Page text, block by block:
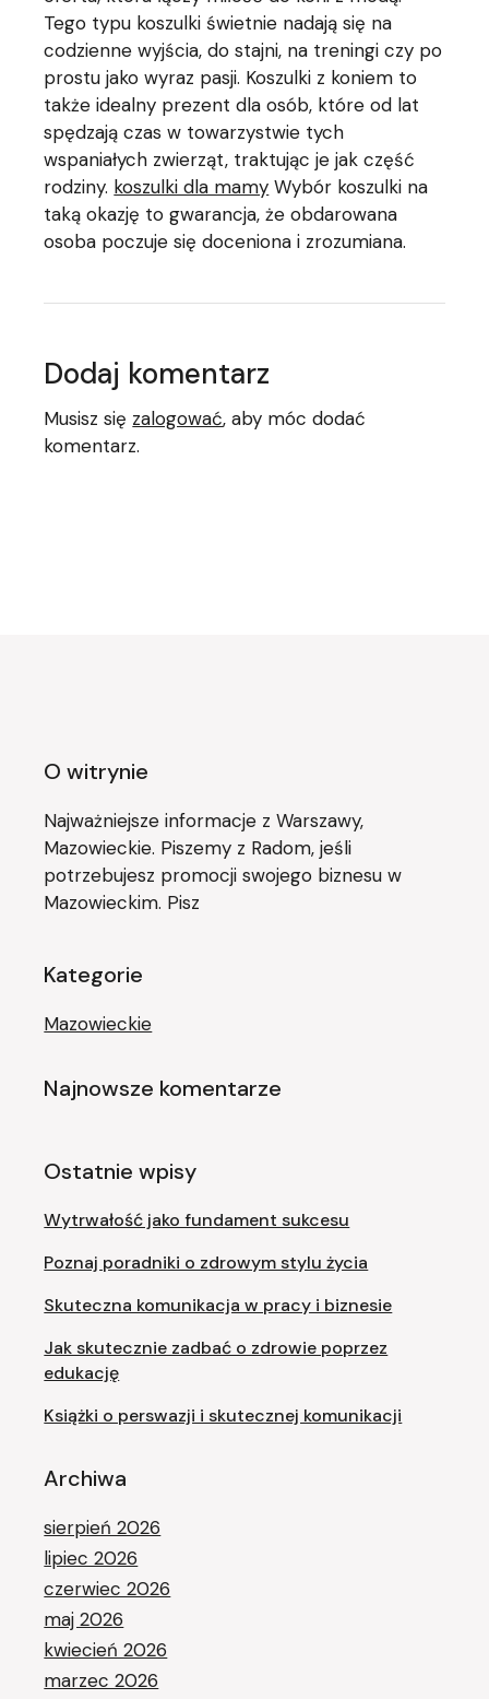
Tego typu koszulki świetnie nadają się na
codzienne wyjścia, do stajni, na treningi czy po
prostu jako wyraz pasji. Koszulki z koniem to
także idealny prezent dla osób, które od lat
spędzają czas w towarzystwie tych
wspaniałych zwierząt, traktując je jak część
rodziny. koszulki dla mamy Wybór koszulki na
taką okazję to gwarancja, że obdarowana
osoba poczuje się doceniona i zrozumiana.
Dodaj komentarz
Musisz się zalogować, aby móc dodać
komentarz.
O witrynie
Najważniejsze informacje z Warszawy,
Mazowieckie. Piszemy z Radom, jeśli
potrzebujesz promocji swojego biznesu w
Mazowieckim. Pisz
Kategorie
Mazowieckie
Najnowsze komentarze
Ostatnie wpisy
Wytrwałość jako fundament sukcesu
Poznaj poradniki o zdrowym stylu życia
Skuteczna komunikacja w pracy i biznesie
Jak skutecznie zadbać o zdrowie poprzez
edukację
Książki o perswazji i skutecznej komunikacji
Archiwa
sierpień 2026
lipiec 2026
czerwiec 2026
maj 2026
kwiecień 2026
marzec 2026